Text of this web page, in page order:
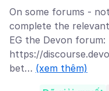
On some forums -
complete the
EG the Devon forum:
https://
bet… (xem thêm)